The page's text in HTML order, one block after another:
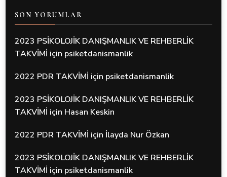
SON YORUMLAR
2023 PSİKOLOJİK DANIŞMANLIK VE REHBERLİK
TAKVİMİ için psiketdanismanlik
2022 PDR TAKVİMİ için psiketdanismanlik
2023 PSİKOLOJİK DANIŞMANLIK VE REHBERLİK
TAKVİMİ için Hasan Keskin
2022 PDR TAKVİMİ için İlayda Nur Özkan
2023 PSİKOLOJİK DANIŞMANLIK VE REHBERLİK
TAKVİMİ için psiketdanismanlik